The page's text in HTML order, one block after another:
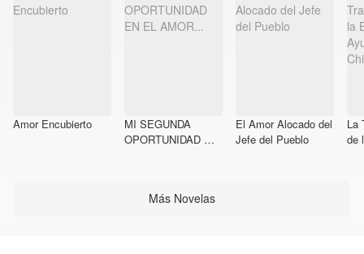
Amor Encubierto
MI SEGUNDA
OPORTUNIDAD EN
El Amor Alocado del
Jefe del Pueblo
La
de
Más Novelas